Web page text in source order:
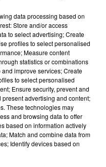
Pyrénées
data processing based on
Store and/or access
to select advertising; Create
profiles to select personalised
Measure content
statistics or combinations
improve services; Create
to select personalised
Ensure security, prevent and
advertising and content;
These technologies may
and browsing data to offer
based on information actively
Match and combine data from
Identify devices based on